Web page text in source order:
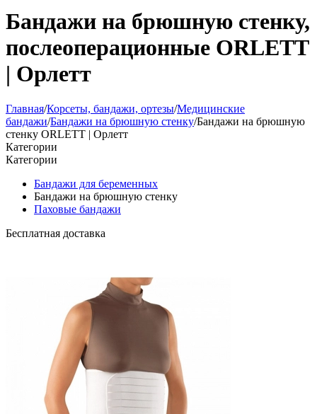
Бандажи на брюшную стенку,
послеоперационные ORLETT
| Орлетт
Главная/Корсеты, бандажи, ортезы/Медицинские
бандажи/Бандажи на брюшную стенку/Бандажи на брюшную
стенку ORLETT | Орлетт
Категории
Категории
Бандажи для беременных
Бандажи на брюшную стенку
Паховые бандажи
Бесплатная доставка